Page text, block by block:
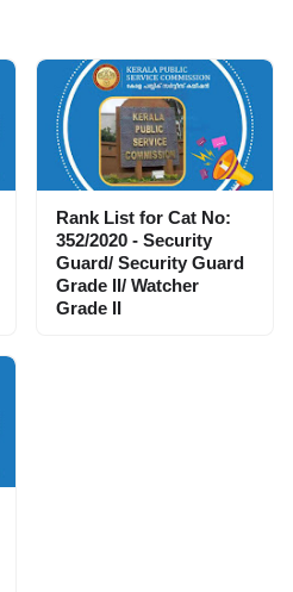
Rank List for Cat No:
352/2020 - Security
Guard/ Security Guard
Grade II/ Watcher
Grade II